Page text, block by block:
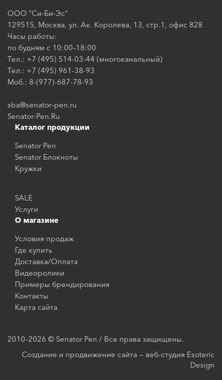
ООО "Си-Би-Эс"
129515, Москва, ул. Ак. Королева, 13, стр.1, офис 828
Часы работы:
по будням с 10:00–18:00
Тел.: +7 (495) 514-03-44 (многоканальный)
Тел.: +7 (495) 961-38-93
Моб.: 8-(977)-687-78-93
sba@senator-pen.ru
Senator-Pen.Ru
Каталог продукции
Senator Pen
Senator Блокноты
Кружки
SALE
Услуги
О магазине
Условия продаж
Где купить
Доставка/Оплата
Видеоролики
Примеры брендирования
Контакты
Карта сайта
2010–2026 © Senator Pen / Все права защищены.
Создание и продвижение сайта — веб-студия Esoteric
Design